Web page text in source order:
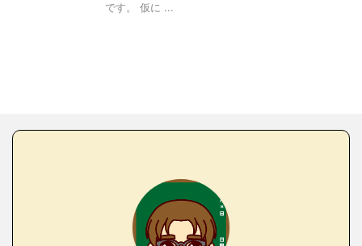
です。 仮に ...